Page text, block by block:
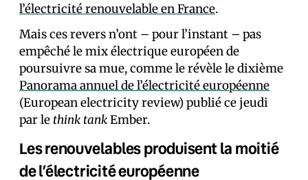
l’électricité renouvelable en France.
Mais ces revers n’ont – pour l’instant – pas
empêché le mix électrique européen de
poursuivre sa mue, comme le révèle le dixième
Panorama annuel de l’électricité européenne
(European electricity review) publié ce jeudi
par le think tankEmber.
Les renouvelables produisent la moitié
de l’électricité européenne